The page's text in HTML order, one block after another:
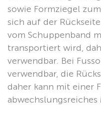
sowie Formziegel
sich auf der
vom Schuppenband
transportiert wird,
verwendbar. Bei
verwendbar, die
daher kann mit einer